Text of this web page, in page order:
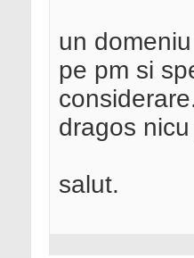
un
pe pm si
dragos
salut.